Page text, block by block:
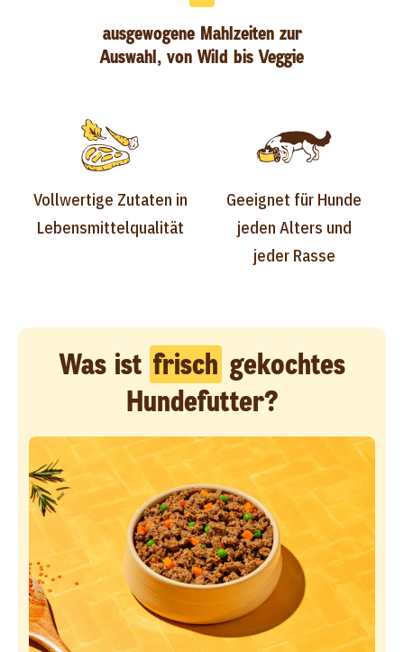
Vollwertige Zutaten in
Lebensmittelqualität
ausgewogene Mahlzeiten zur
Auswahl, von Wild bis Veggie
Geeignet für Hunde
jeden Alters und
jeder Rasse
Was ist frisch gekochtes
Hundefutter?